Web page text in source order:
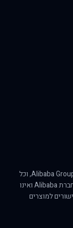
הסימן AliExpress הוא סימן מסחר רשום של חברת Alibaba Group, וכל
הזכויות הנוגעות לו שמורות לה. אתר זה אינו קשור לחברת Alibaba ואינו
למוצרים